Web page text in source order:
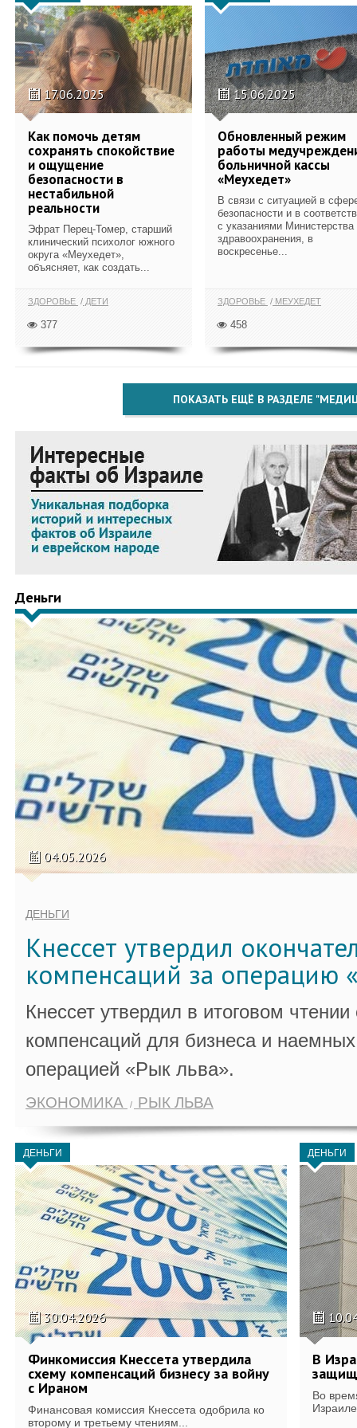
17.06.2025
Как помочь детям
сохранять спокойствие
и ощущение
безопасности в
нестабильной
реальности
Эфрат Перец-Томер, старший
клинический психолог южного
округа «Меухедет»,
объясняет, как создать...
ЗДОРОВЬЕ ДЕТИ
377
15.06.2025
Обновленный режим
работы
больничной кассы
«Меухедет»
В связи с ситуацией в
безопасности и в
с указаниями Министерства
здравоохранения, в
воскресенье...
ЗДОРОВЬЕ МЕУХЕДЕТ
458
ПОКАЗАТЬ ЕЩЁ В РАЗДЕЛЕ
Деньги
04.05.2026
ДЕНЬГИ
Кнессет утвердил
компенсаций за операцию
Кнессет утвердил в итоговом
компенсаций для бизнеса и
операцией «Рык льва».
ЭКОНОМИКА РЫК ЛЬВА
ДЕНЬГИ
30.04.2026
Финкомиссия Кнессета утвердила
схему компенсаций бизнесу за войну
с Ираном
Финансовая комиссия Кнессета одобрила ко
второму и третьему чтениям...
ДЕНЬГИ
В
Во